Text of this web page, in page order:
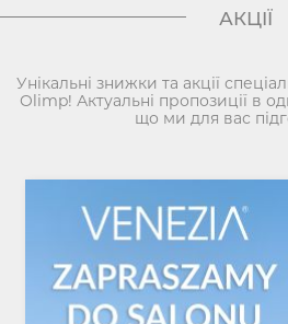
АКЦІЇ
Унікальні знижки та акції
Olimp! Актуальні пропозиції в
що ми для вас